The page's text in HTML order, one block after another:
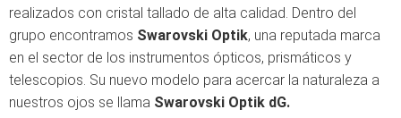
realizados con cristal tallado de alta calidad. Dentro del
grupo encontramos Swarovski Optik, una reputada marca
en el sector de los instrumentos ópticos, prismáticos y
telescopios. Su nuevo modelo para acercar la naturaleza a
nuestros ojos se llama Swarovski Optik dG.